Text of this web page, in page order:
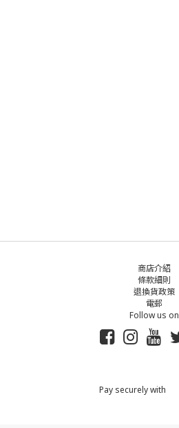
商店介紹
條款細則
退換貨政策
電郵
Follow us on
Pay securely with